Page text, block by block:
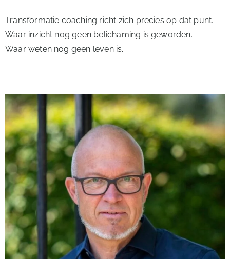
Transformatie coaching richt zich precies op dat punt.
Waar inzicht nog geen belichaming is geworden.
Waar weten nog geen leven is.